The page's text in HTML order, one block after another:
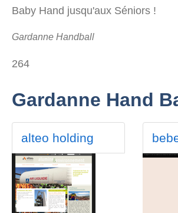
Baby Hand jusqu'aux Séniors !
Gardanne Handball
264
Gardanne Hand
alteo holding